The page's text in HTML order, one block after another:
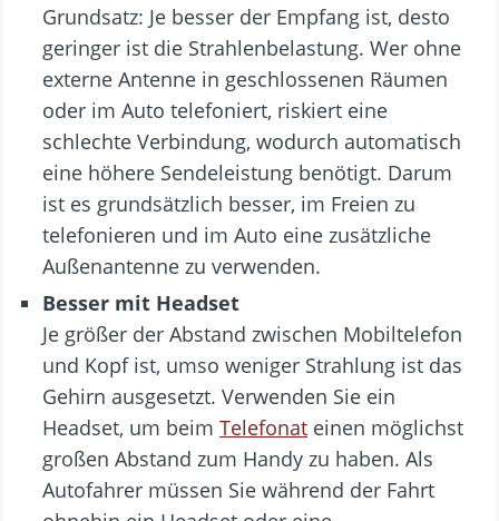
Grundsatz: Je besser der Empfang ist, desto
geringer ist die Strahlenbelastung. Wer ohne
externe Antenne in geschlossenen Räumen
oder im Auto telefoniert, riskiert eine
schlechte Verbindung, wodurch automatisch
eine höhere Sendeleistung benötigt. Darum
ist es grundsätzlich besser, im Freien zu
telefonieren und im Auto eine zusätzliche
Außenantenne zu verwenden.
Besser mit Headset
Je größer der Abstand zwischen Mobiltelefon
und Kopf ist, umso weniger Strahlung ist das
Gehirn ausgesetzt. Verwenden Sie ein
Headset, um beim Telefonat einen möglichst
großen Abstand zum Handy zu haben. Als
Autofahrer müssen Sie während der Fahrt